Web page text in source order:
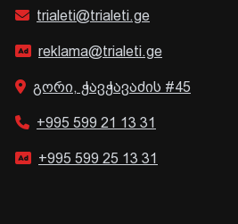
trialeti@trialeti.ge
reklama@trialeti.ge
გორი, ჭავჭავაძის #45
+995 599 21 13 31
+995 599 25 13 31